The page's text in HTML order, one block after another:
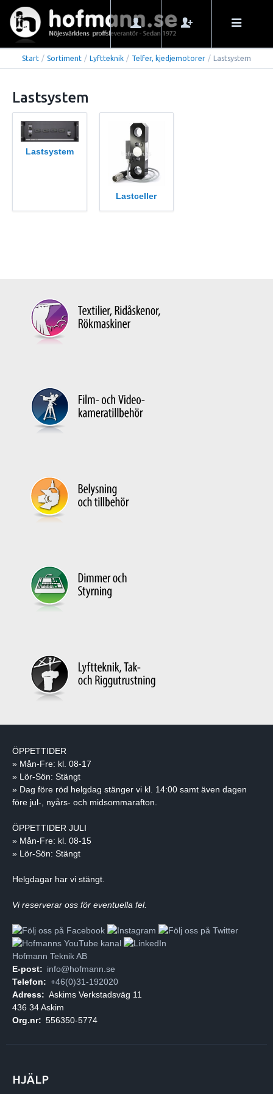
Start / Sortiment / Lyftteknik / Telfer, kjedjemotorer / Lastsystem
Lastsystem
Lastsystem
Lastceller
ÖPPETTIDER
» Mån-Fre: kl. 08-17
» Lör-Sön: Stängt
» Dag före röd helgdag stänger vi kl. 14:00 samt även dagen
före jul-, nyårs- och midsommarafton.
ÖPPETTIDER JULI
» Mån-Fre: kl. 08-15
» Lör-Sön: Stängt
Helgdagar har vi stängt.
Vi reserverar oss för eventuella fel.
Hofmann Teknik AB
E-post: info@hofmann.se
Telefon: +46(0)31-192020
Adress: Askims Verkstadsväg 11
436 34 Askim
Org.nr: 556350-5774
HJÄLP